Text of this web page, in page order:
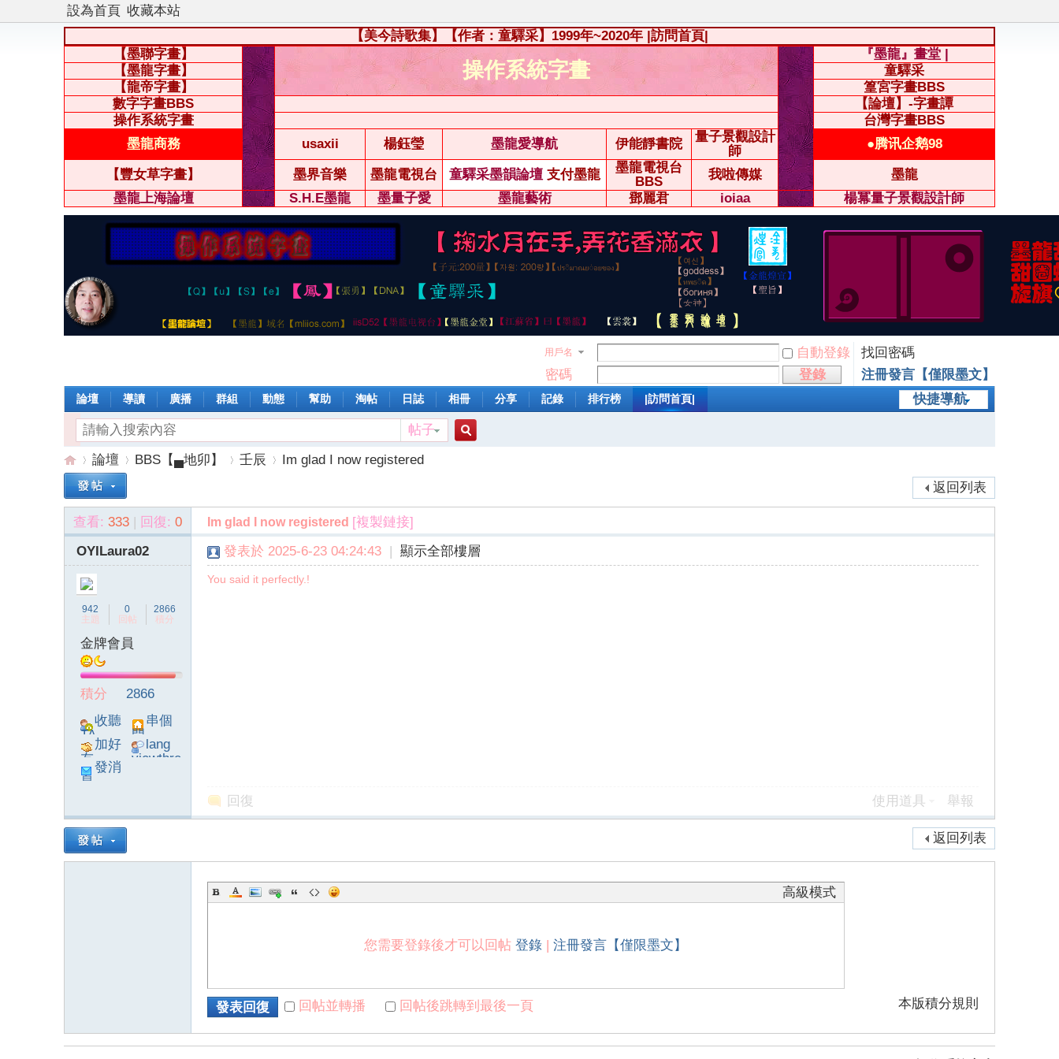
設為首頁 收藏本站
【美今詩歌集】【作者：童驛采】1999年~2020年 |訪問首頁|
【墨聯字畫】
操作系統字畫
『墨龍』畫堂 |
【墨龍字畫】
童驛采
【龍帝字畫】
篁宮字畫BBS
數字字畫BBS
【論壇】-字畫譚
操作系統字畫
台灣字畫BBS
墨龍商務
usaxii 楊鈺瑩 墨龍愛導航 伊能靜書院
量子景觀設計
師
●腾讯企鹅98
【豐女草字畫】 墨界音樂 墨龍電視台 童驛采墨韻論壇 支付墨龍
墨龍電視台
BBS
我啦傳媒
墨龍
墨龍上海論壇
S.H.E墨龍 墨量子愛 墨龍藝術 鄧麗君 ioiaa 楊冪量子景觀設計師
用戶名 自動登錄
找回密碼
密碼
登錄
注冊發言【僅限墨文】
快捷導航
論壇 導讀 廣播 群組 動態 幫助 淘帖 日誌 相冊 分享 記錄 排行榜 |訪問首頁|
帖子
操
系
»
論壇
›
BBS【▄地卯】
›
壬辰
›
Im glad I now registered
返回列表
查看: 333 | 回復: 0 Im glad I now registered [複製鏈接]
OYILaura02
942
主題
0
回帖
2866
積分
金牌會員
積分
2866
收聽
TA
串個
門
加好
友
lang
viewthre
發消
息
發表於 2025-6-23 04:24:43 | 顯示全部樓層
You said it perfectly.!
回復 使用道具 舉報
返回列表
高級模式
您需要登錄後才可以回帖登錄 |注冊發言【僅限墨文】
本版積分規則
發表回復 回帖並轉播 回帖後跳轉到最後一頁